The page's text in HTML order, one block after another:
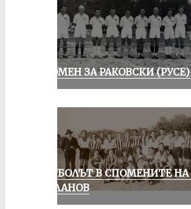
СПОМЕН ЗА РАКОВСКИ (РУСЕ)
ФУТБОЛЪТ В СПОМЕНИТЕ НА
МИЛАНОВ